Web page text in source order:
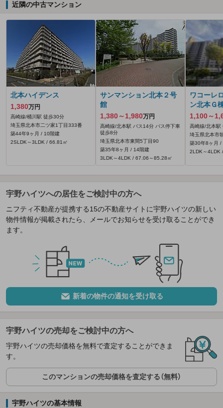
近隣の中古マンション
北本ハイデンス
1,380万円
高崎線/桶川駅 徒歩30分
埼玉県北本市二ツ家1丁目333番
築44年9ヶ月 / 10階建
2SLDK～3LDK / 66.81㎡
サンマンション北本２号
館
1,380～1,980万円
高崎線/北本駅 バス14分 バス停下車
徒歩8分
埼玉県北本市東間5丁目90
築35年8ヶ月 / 14階建
3LDK～4LDK / 67.06～85.28㎡
ワコーレ
ン北本Ｇ
1,100～
高崎線/北本駅
埼玉県北本市
築30年8ヶ月 /
2LDK～4LDK
宇野ハイツへの居住をご検討中の方へ
ニフティ不動産が提携する15の不動産サイトに宇野ハイツの新しい
物件情報が掲載されたら、メールでお知らせを受け取ることができ
ます。
新着の物件の通知を受け取る
宇野ハイツの売却をご検討中の方へ
宇野ハイツの売却価格を無料で査定することができま
す。
このマンションの売却価格を査定する（無料）
宇野ハイツの基本情報